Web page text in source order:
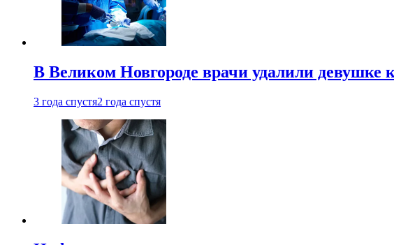
В Великом Новгороде врачи удалили девушке
3 года спустя2 года спустя